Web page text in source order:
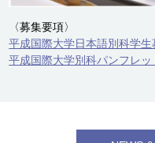
〈募集要項〉
平成国際大学日本語別科学生
平成国際大学別科パンフレッ